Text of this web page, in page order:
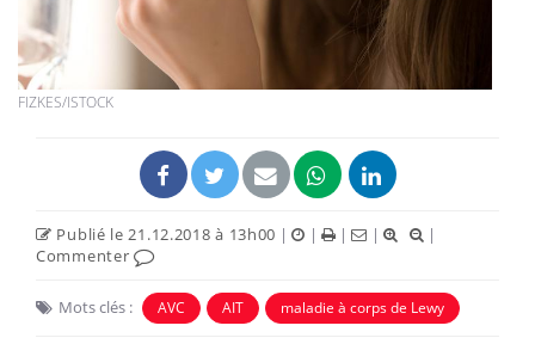
FIZKES/ISTOCK
Publié le 21.12.2018 à 13h00 | | | |
|
Commenter
Mots clés : AVC AIT maladie à corps de Lewy